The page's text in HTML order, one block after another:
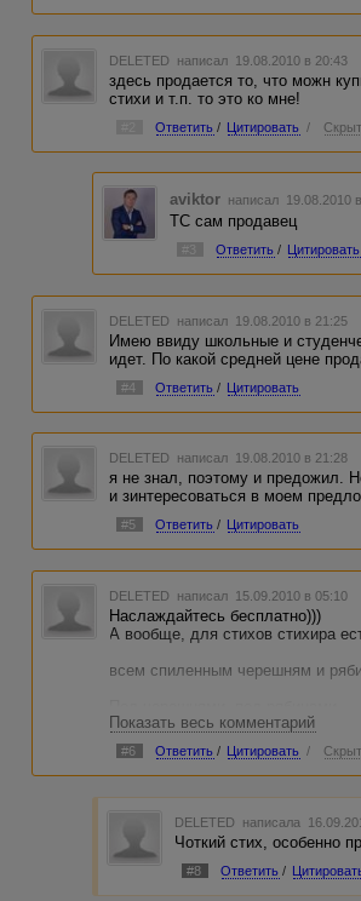
DELETED написал 19.08.2010 в 20:43
здесь продается то, что можн
стихи и т.п. то это ко мне!
Ответить / Цитировать /
aviktor написал 19.08.2010
ТС сам продавец
#3 Ответить / Цитировать
DELETED написал 19.08.2010 в 21:25
Имею ввиду школьные и
идет. По какой средней цене
#4 Ответить / Цитировать
DELETED написал 19.08.2010 в 21:28
я не знал, поэтому и предожил.
и зинтересоваться в моем
#5 Ответить / Цитировать
DELETED написал 15.09.2010 в 05:10
Наслаждайтесь бесплатно)))
А вообще, для стихов стихира
всем спиленным черешням и
Целовались мы до утра.
Были грешными, но любимыми
Наши долгие вечера.
А сейчас ко сну месяц катится,
Быстро-быстро проходит день,
На кровать ползу каракатицей
Звезды мне считать стало лень.
Показать весь комментарий
#6 Ответить / Цитировать /
DELETED написала
Чоткий стих, особенно
#8 Ответить /